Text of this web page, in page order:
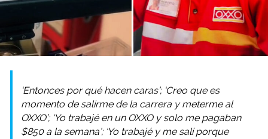
‘Entonces por qué hacen caras’; ‘Creo que es
momento de salirme de la carrera y meterme al
OXXO’; ‘Yo trabajé en un OXXO y solo me pagaban
$850 a la semana’; ‘Yo trabajé y me salí porque